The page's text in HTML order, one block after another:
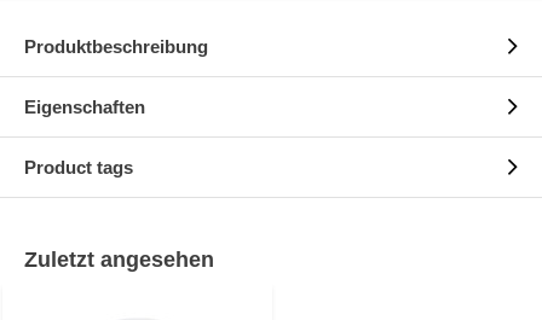
Produktbeschreibung
Eigenschaften
Product tags
Zuletzt angesehen